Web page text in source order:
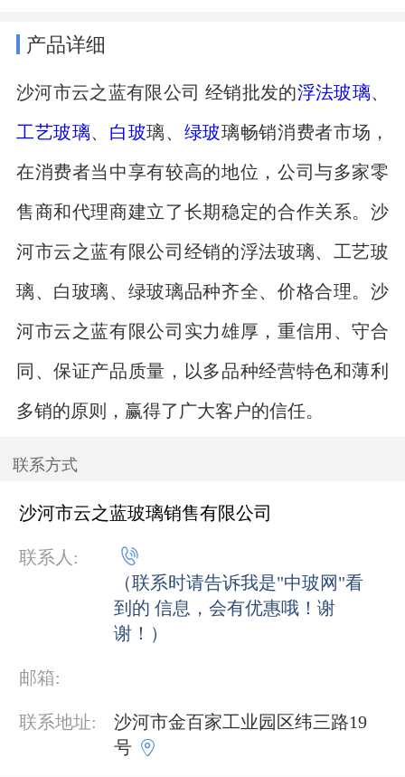
产品详细
沙河市云之蓝有限公司 经销批发的浮法玻璃
工艺玻璃 白玻璃、 绿玻璃畅销消费者市场，
在消费者当中享有较高的地位，公司与多家零
售商和代理商建立了长期稳定的合作关系。沙
河市云之蓝有限公司经销的浮法玻璃、工艺玻
璃、白玻璃、绿玻璃品种齐全、价格合理。沙
河市云之蓝有限公司实力雄厚，重信用、守合
同、保证产品质量，以多品种经营特色和薄利
多销的原则，赢得了广大客户的信任。
联系方式
沙河市云之蓝玻璃销售有限公司
联系人: 
（联系时请告诉我是"中玻网"看
到的 信息，会有优惠哦！谢
谢！）
邮箱:
联系地址:
沙河市金百家工业园区纬三路19
号 